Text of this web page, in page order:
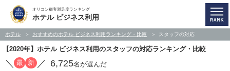
オリコン顧客満足度ランキング
ホテル ビジネス利用
ホテル おすすめのホテル ビジネス利用ランキング・比較 スタッフの対応
【2020年】ホテル ビジネス利用のスタッフの対応ランキング・比較
／ 最 新 ／ 6,725名が選んだ